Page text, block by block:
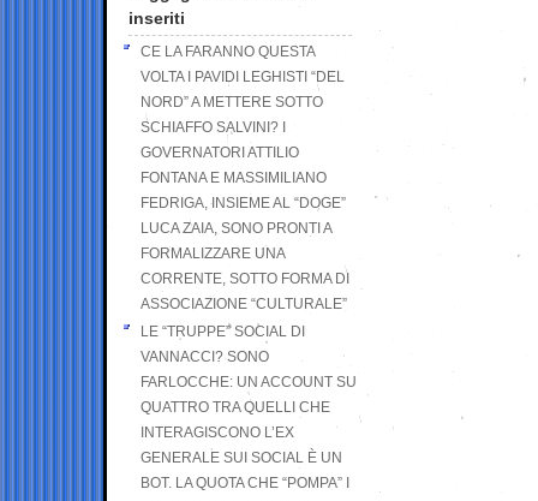
inseriti
CE LA FARANNO QUESTA
VOLTA I PAVIDI LEGHISTI “DEL
NORD” A METTERE SOTTO
SCHIAFFO SALVINI? I
GOVERNATORI ATTILIO
FONTANA E MASSIMILIANO
FEDRIGA, INSIEME AL “DOGE”
LUCA ZAIA, SONO PRONTI A
FORMALIZZARE UNA
CORRENTE, SOTTO FORMA DI
ASSOCIAZIONE “CULTURALE”
LE “TRUPPE” SOCIAL DI
VANNACCI? SONO
FARLOCCHE: UN ACCOUNT SU
QUATTRO TRA QUELLI CHE
INTERAGISCONO L’EX
GENERALE SUI SOCIAL È UN
BOT. LA QUOTA CHE “POMPA” I